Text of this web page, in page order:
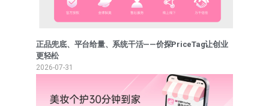
正品兜底、平台给量、系统干活——价探PriceTag让创业
更轻松
2026-07-31